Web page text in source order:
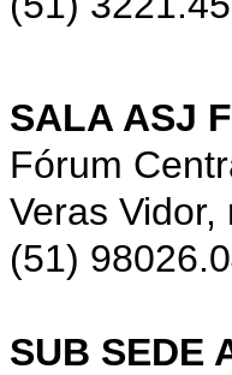
SALA ASJ
Fórum
Veras Vidor,
(51)
SUB SEDE